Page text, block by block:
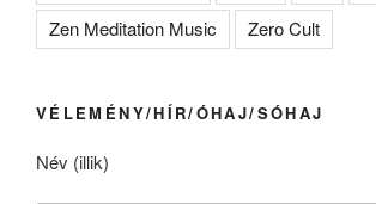
Zen Meditation Music
Zero Cult
VÉLEMÉNY/HÍR/ÓHAJ/SÓHAJ
Név (illik)